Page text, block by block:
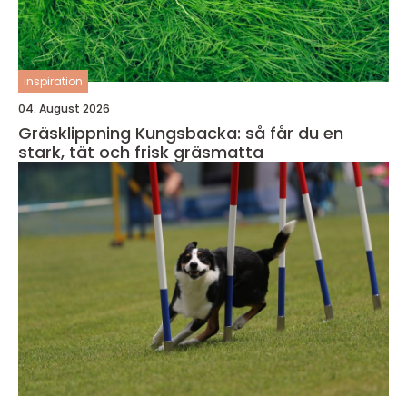
inspiration
04. August 2026
Gräsklippning Kungsbacka: så får du en
stark, tät och frisk gräsmatta